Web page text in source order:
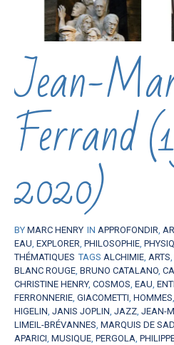
Jean-
Ferrand
2020)
BY MARC HENRY IN APPROFONDIR,
EAU, EXPLORER, PHILOSOPHIE,
THÉMATIQUES TAGS ALCHIMIE, ARTS,
BLANC ROUGE, BRUNO CATALANO,
CHRISTINE HENRY, COSMOS, EAU,
FERRONNERIE, GIACOMETTI, HOMMES,
HIGELIN, JANIS JOPLIN, JAZZ, JEAN-
LIMEIL-BRÉVANNES, MARQUIS DE
APARICI, MUSIQUE, PERGOLA,